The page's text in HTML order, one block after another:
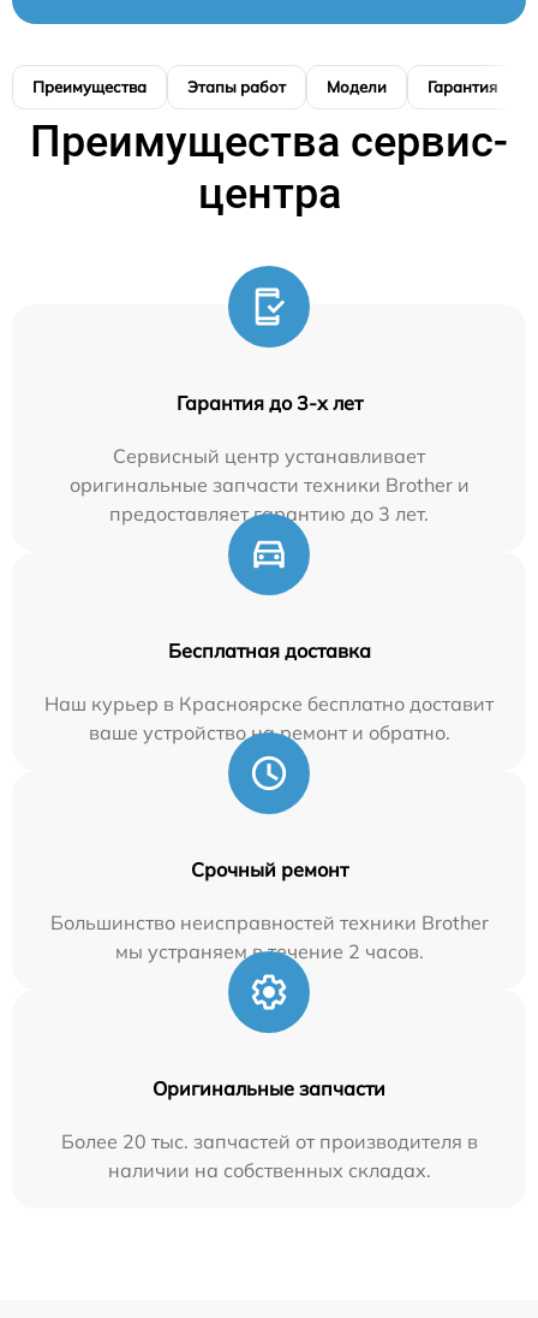
Преимущества Этапы работ Модели Гарантия
Преимущества сервис-
центра
Гарантия до 3-х лет
Сервисный центр устанавливает
оригинальные запчасти техники Brother и
предоставляет гарантию до 3 лет.
Бесплатная доставка
Наш курьер в Красноярске бесплатно доставит
ваше устройство на ремонт и обратно.
Срочный ремонт
Большинство неисправностей техники Brother
мы устраняем в течение 2 часов.
Оригинальные запчасти
Более 20 тыс. запчастей от производителя в
наличии на собственных складах.